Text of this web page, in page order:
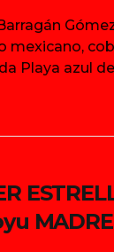
mexicano,
Playa azul